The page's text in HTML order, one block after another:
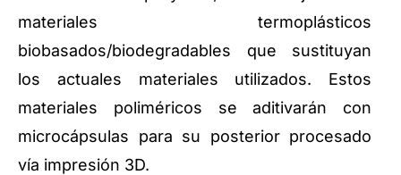
materiales termoplásticos
biobasados/biodegradables que sustituyan
los actuales materiales utilizados. Estos
materiales poliméricos se aditivarán con
microcápsulas para su posterior procesado
vía impresión 3D.